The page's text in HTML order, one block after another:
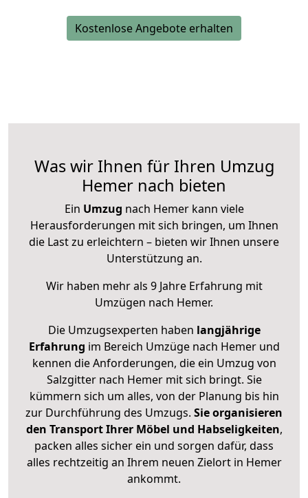
Kostenlose Angebote erhalten
Was wir Ihnen für Ihren Umzug
Hemer nach bieten
Ein Umzug nach Hemer kann viele
Herausforderungen mit sich bringen, um Ihnen
die Last zu erleichtern – bieten wir Ihnen unsere
Unterstützung an.
Wir haben mehr als 9 Jahre Erfahrung mit
Umzügen nach Hemer.
Die Umzugsexperten haben langjährige
Erfahrung im Bereich Umzüge nach Hemer und
kennen die Anforderungen, die ein Umzug von
Salzgitter nach Hemer mit sich bringt. Sie
kümmern sich um alles, von der Planung bis hin
zur Durchführung des Umzugs. Sie organisieren
den Transport Ihrer Möbel und Habseligkeiten,
packen alles sicher ein und sorgen dafür, dass
alles rechtzeitig an Ihrem neuen Zielort in Hemer
ankommt.